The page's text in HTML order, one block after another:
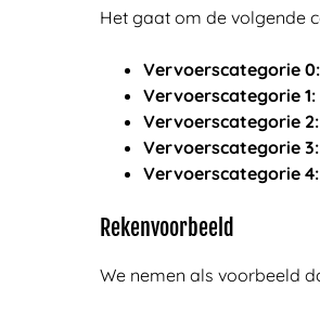
Het gaat om de volgende
Vervoerscategorie 0:
Vervoerscategorie 1:
Vervoerscategorie 2:
Vervoerscategorie 3:
Vervoerscategorie 4:
Rekenvoorbeeld
We nemen als voorbeeld